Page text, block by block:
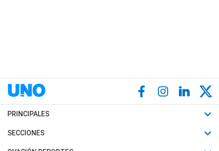
PRINCIPALES
Últimas Noticias
Política
SECCIONES